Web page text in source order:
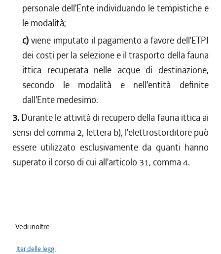
personale dell'Ente individuando le tempistiche e
le modalità;
c)viene imputato il pagamento a favore dell'ETPI
dei costi per la selezione e il trasporto della fauna
ittica recuperata nelle acque di destinazione,
secondo le modalità e nell'entità definite
dall'Ente medesimo.
3. Durante le attività di recupero della fauna ittica ai
sensi del comma 2, lettera b), l'elettrostorditore può
essere utilizzato esclusivamente da quanti hanno
superato il corso di cui all'articolo 31, comma 4.
Vedi inoltre
Iter delle leggi